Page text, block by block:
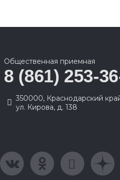
Общественная приемная
8 (861) 253-
350000, Краснодарский
ул. Кирова, д. 138